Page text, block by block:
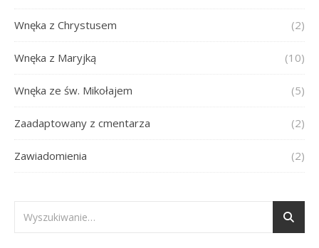
Wnęka z Chrystusem (2)
Wnęka z Maryjką (10)
Wnęka ze św. Mikołajem (5)
Zaadaptowany z cmentarza (2)
Zawiadomienia (2)